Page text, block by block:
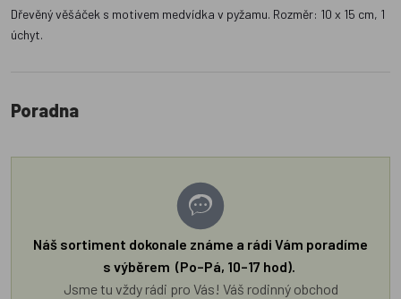
Dřevěný věšáček s motivem medvídka v pyžamu. Rozměr: 10 x 15 cm, 1
úchyt.
Poradna
Náš sortiment dokonale známe a rádi Vám poradíme
s výběrem (Po–Pá, 10–17 hod).
Jsme tu vždy rádi pro Vás! Váš rodinný obchod